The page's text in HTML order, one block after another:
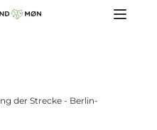
der Strecke - Berlin-